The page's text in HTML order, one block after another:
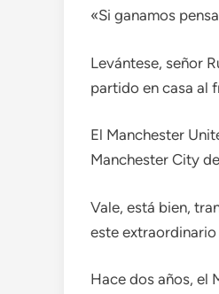
«Si ganamos
Levántese, señor
partido en casa al
El Manchester
Manchester City
Vale, está bien,
este
Hace dos años, el